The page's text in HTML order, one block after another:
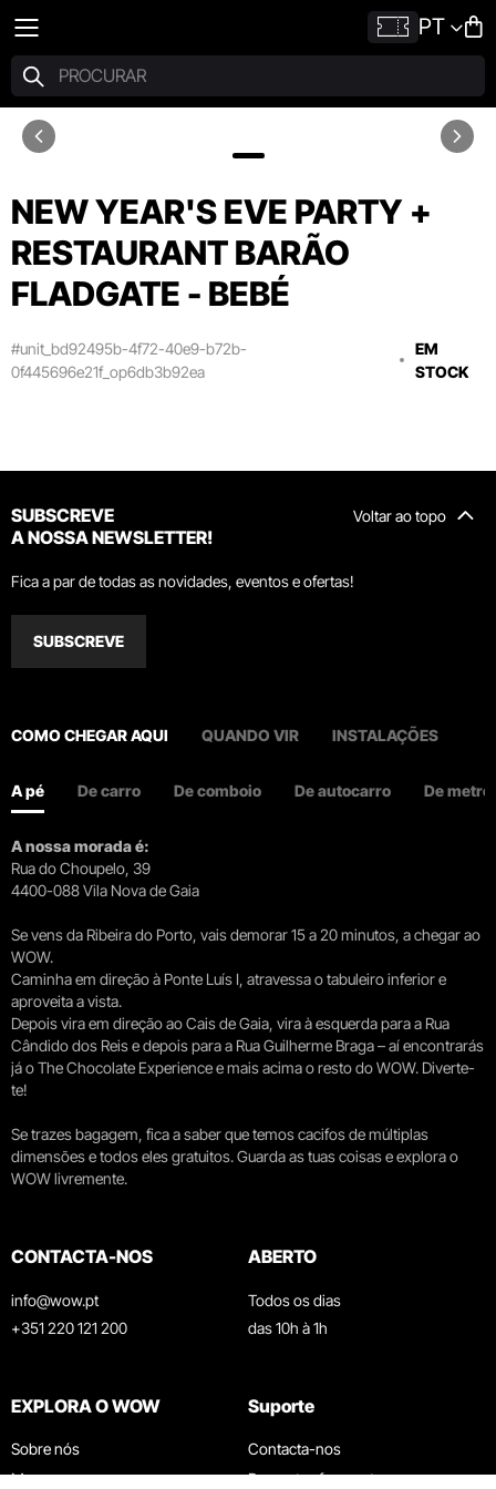
PT
NEW YEAR'S EVE PARTY +
RESTAURANT BARÃO
FLADGATE - BEBÉ
#unit_bd92495b-4f72-40e9-b72b-
0f445696e21f_op6db3b92ea
EM
STOCK
Voltar ao topo
SUBSCREVE
A NOSSA NEWSLETTER!
Fica a par de todas as novidades, eventos e ofertas!
SUBSCREVE
COMO CHEGAR AQUI QUANDO VIR INSTALAÇÕES
A pé De carro De comboio De autocarro De metro
A nossa morada é:
Rua do Choupelo, 39
4400-088 Vila Nova de Gaia
Se vens da Ribeira do Porto, vais demorar 15 a 20 minutos, a chegar ao
WOW.
Caminha em direção à Ponte Luís I, atravessa o tabuleiro inferior e
aproveita a vista.
Depois vira em direção ao Cais de Gaia, vira à esquerda para a Rua
Cândido dos Reis e depois para a Rua Guilherme Braga – aí encontrarás
já o The Chocolate Experience e mais acima o resto do WOW. Diverte-
te!
Se trazes bagagem, fica a saber que temos cacifos de múltiplas
dimensões e todos eles gratuitos. Guarda as tuas coisas e explora o
WOW livremente.
CONTACTA-NOS
info@wow.pt
+351 220 121 200
ABERTO
Todos os dias
das 10h à 1h
EXPLORA O WOW
Sobre nós
Museus
Suporte
Contacta-nos
Perguntas frequentes